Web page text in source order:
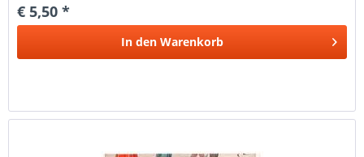
€ 5,50 *
In den Warenkorb